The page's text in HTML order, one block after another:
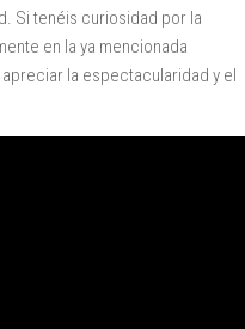
Si tenéis curiosidad por la
en la ya mencionada
la espectacularidad y el